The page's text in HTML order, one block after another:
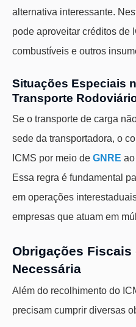
alternativa interessante.
pode aproveitar créditos de
combustíveis e outros
Situações Especiais
Transporte
Se o transporte de carga
sede da transportadora, o
ICMS por meio de GNRE
Essa regra é fundamental
em operações
empresas que atuam em
Obrigações Fiscais
Necessária
Além do recolhimento do
precisam cumprir diversas